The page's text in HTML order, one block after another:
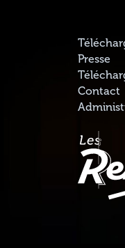
Presse
Contact